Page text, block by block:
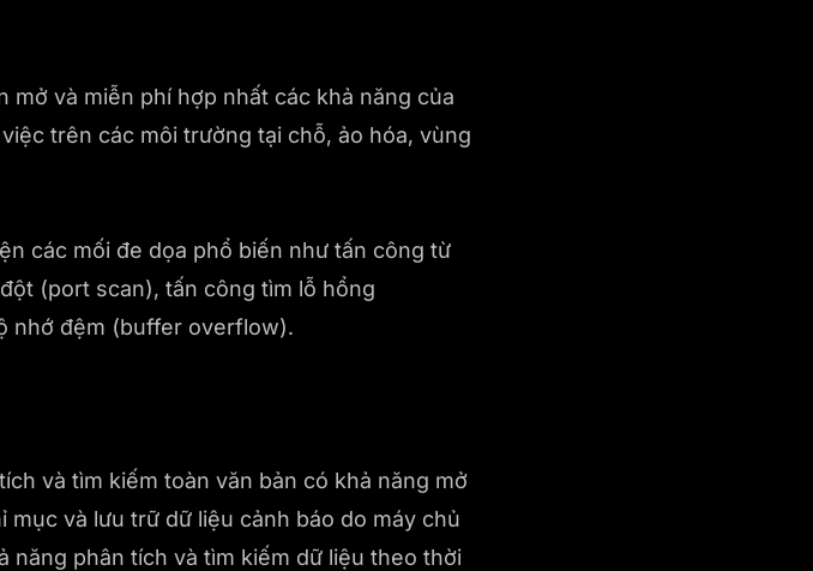
mở và miễn phí hợp nhất các khả năng của
trên các môi trường tại chỗ, ảo hóa, vùng
các mối đe dọa phổ biến như tấn công từ
(port scan), tấn công tìm lỗ hổng
nhớ đệm (buffer overflow).
và tìm kiếm toàn văn bản có khả năng mở
mục và lưu trữ dữ liệu cảnh báo do máy chủ
năng phân tích và tìm kiếm dữ liệu theo thời